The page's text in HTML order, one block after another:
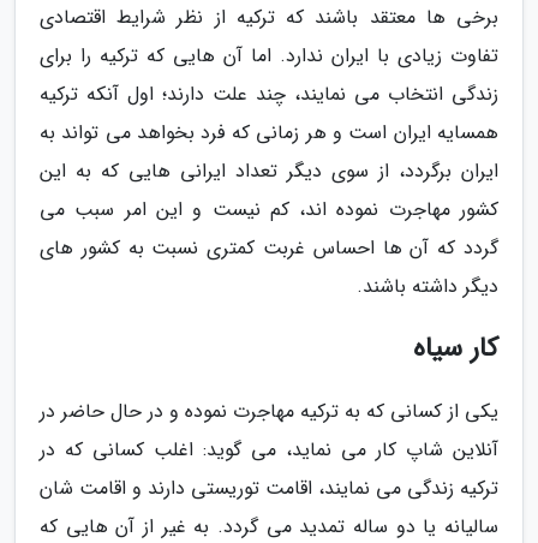
برخی ها معتقد باشند که ترکیه از نظر شرایط اقتصادی
تفاوت زیادی با ایران ندارد. اما آن هایی که ترکیه را برای
زندگی انتخاب می نمایند، چند علت دارند؛ اول آنکه ترکیه
همسایه ایران است و هر زمانی که فرد بخواهد می تواند به
ایران برگردد، از سوی دیگر تعداد ایرانی هایی که به این
کشور مهاجرت نموده اند، کم نیست و این امر سبب می
گردد که آن ها احساس غربت کمتری نسبت به کشور های
دیگر داشته باشند.
کار سیاه
یکی از کسانی که به ترکیه مهاجرت نموده و در حال حاضر در
آنلاین شاپ کار می نماید، می گوید: اغلب کسانی که در
ترکیه زندگی می نمایند، اقامت توریستی دارند و اقامت شان
سالیانه یا دو ساله تمدید می گردد. به غیر از آن هایی که